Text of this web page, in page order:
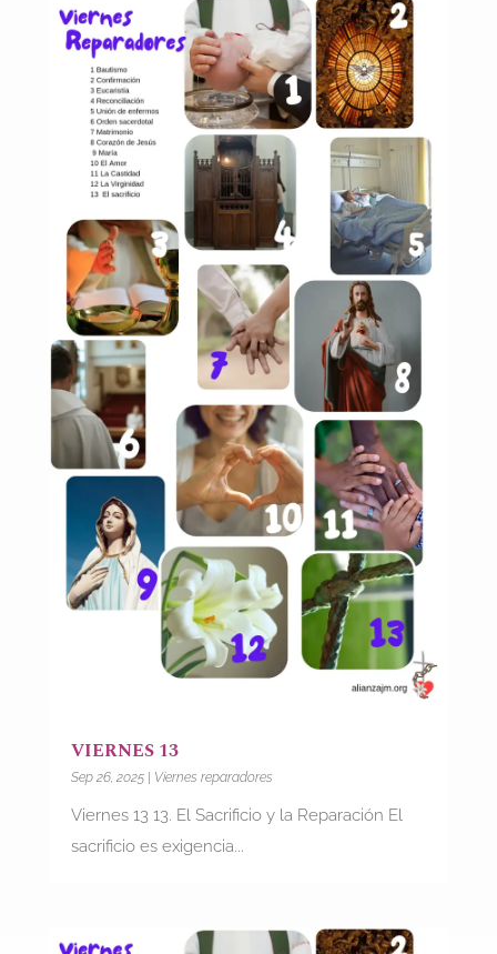
VIERNES 13
Sep 26, 2025| Viernes reparadores
Viernes 13 13. El Sacrificio y la Reparación El
sacrificio es exigencia...